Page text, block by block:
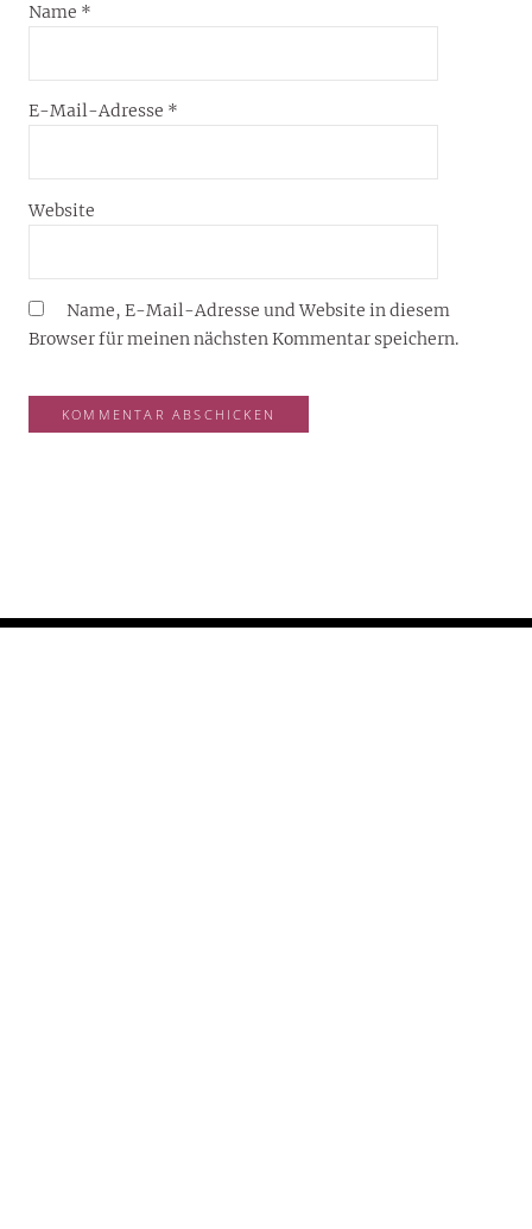
Name *
E-Mail-Adresse *
Website
Name, E-Mail-Adresse und Website in diesem
Browser für meinen nächsten Kommentar speichern.